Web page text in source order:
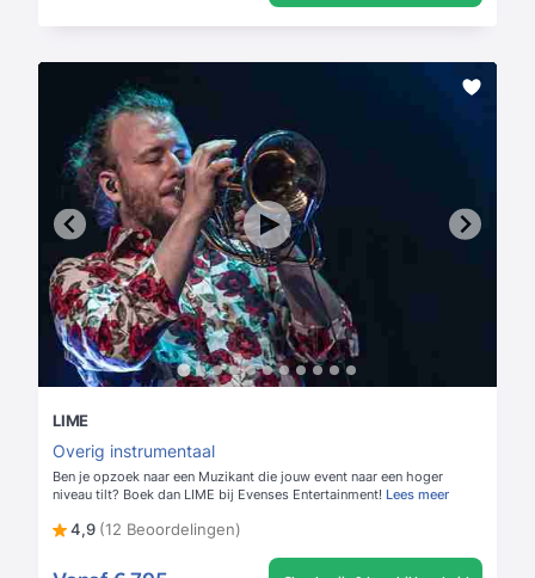
LIME
Overig instrumentaal
Ben je opzoek naar een Muzikant die jouw event naar een hoger
niveau tilt? Boek dan LIME bij Evenses Entertainment! Lees meer
4,9 (12 Beoordelingen)